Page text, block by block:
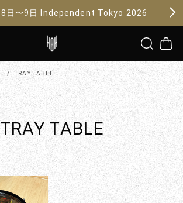
日〜9日 Independent Tokyo 2026
TRAY TABLE
TRAY TABLE